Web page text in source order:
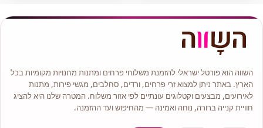
לנו ניסיון רב והתמחות בעיצוב אירועים
לאירוע אם זה בר מצווה, יום הולדת או
החלטתם להתחתן פנו אלינו ונשמח
לעזור ולשרתכם.
בעיצובים שונים, זרי כלה, צמחי בית
ועציצים, מבחר סידורי פרחים
קלאסיים, מודרניים אומנותיים, זרים
מתוקים משוקולדים מובחרים בסגנון
ייחודי ועוד.
השווה הוא פורטל ישראלי להזמנת משלוחי פרחים ומתנות מחנויות מקומיות בכל
הארץ. באתר ניתן למצוא זרי פרחים, ורדים, סחלבים, מגשי פירות, מתנות
לאירועים, מבצעים וקטלוגים עונתיים לפי אזור משלוח. המטרה שלנו היא להציג
חוויית קנייה ברורה, נוחה ואמינה — מהחיפוש ועד ההזמנה.